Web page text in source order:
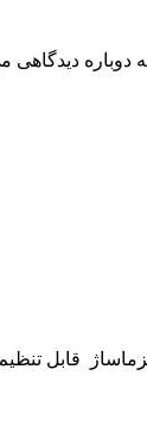
دوباره دیدگاهی
متفاوت برای ماساژی